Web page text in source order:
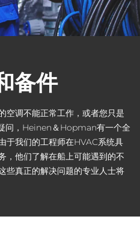
备件
空调不能正常工作，或者您只是
问，Heinen＆Hopman有一个全
于我们的工程师在HVAC系统具
，他们了解在船上可能遇到的不
些真正的解决问题的专业人士将